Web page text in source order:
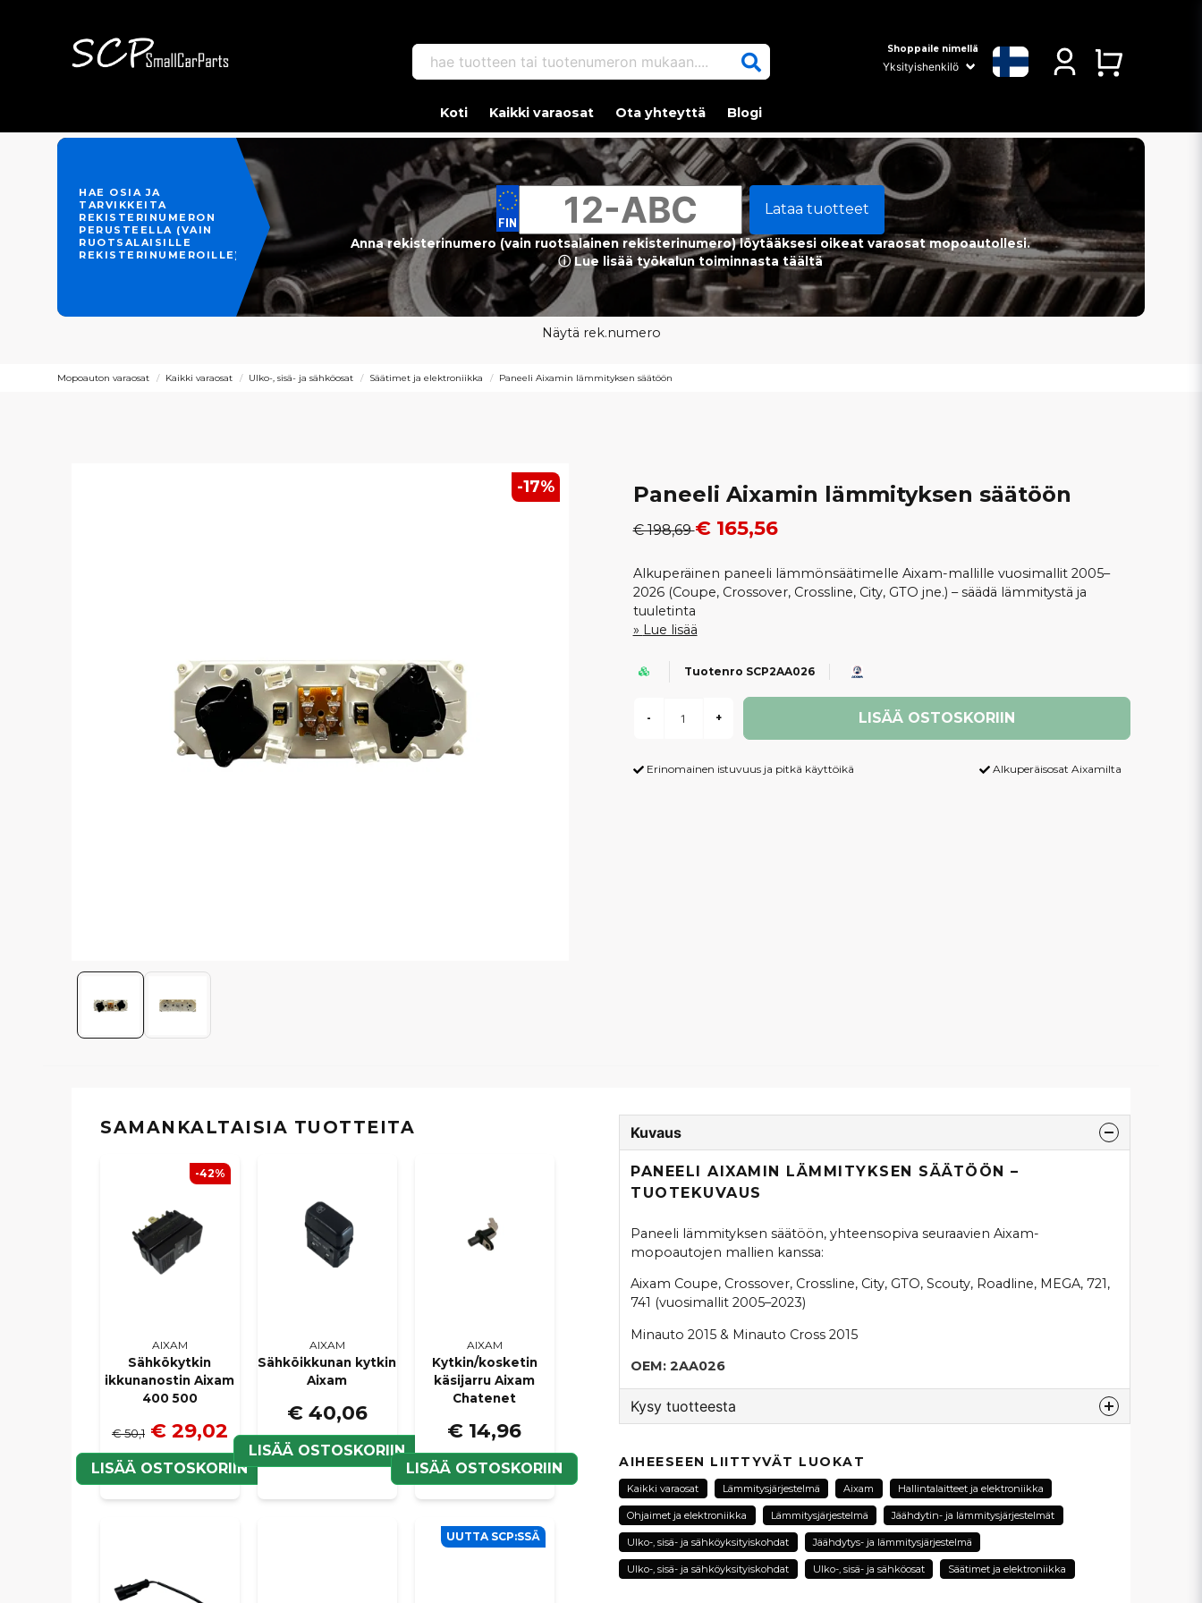
hae tuotteen tai tuotenumeron mukaan.... Shoppaile nimellä
Koti Kaikki varaosat Ota yhteyttä Blogi
HAE OSIA JA
TARVIKKEITA
REKISTERINUMERON
PERUSTEELLA (VAIN
RUOTSALAISILLE
REKISTERINUMEROILLE)
Lataa tuotteet
Anna rekisterinumero (vain ruotsalainen rekisterinumero) löytääksesi oikeat varaosat mopoautollesi.
ⓘ Lue lisää työkalun toiminnasta täältä
Näytä rek.numero
Mopoauton varaosat Kaikki varaosat Ulko-, sisä- ja sähköosat Säätimet ja elektroniikka Paneeli Aixamin lämmityksen säätöön
-17% Paneeli Aixamin lämmityksen säätöön
€ 198,69€ 165,56
Alkuperäinen paneeli lämmönsäätimelle Aixam-mallille vuosimallit 2005–
2026 (Coupe, Crossover, Crossline, City, GTO jne.) – säädä lämmitystä ja
tuuletinta
Lue lisää
Tuotenro SCP2AA026
- + LISÄÄ OSTOSKORIIN
Erinomainen istuvuus ja pitkä käyttöikä Alkuperäisosat Aixamilta
SAMANKALTAISIA ​​TUOTTEITA
AIXAM
Sähkökytkin
ikkunanostin Aixam
400 500
€ 50,1 € 29,02
LISÄÄ OSTOSKORIIN
-42%
AIXAM
Sähköikkunan kytkin
Aixam
€ 40,06
LISÄÄ OSTOSKORIIN
AIXAM
Kytkin/kosketin
käsijarru Aixam
Chatenet
€ 14,96
LISÄÄ OSTOSKORIIN
UUTTA SCP:SSÄ
Kuvaus
PANEELI AIXAMIN LÄMMITYKSEN SÄÄTÖÖN –
TUOTEKUVAUS
Paneeli lämmityksen säätöön, yhteensopiva seuraavien Aixam-
mopoautojen mallien kanssa:
Aixam Coupe, Crossover, Crossline, City, GTO, Scouty, Roadline, MEGA, 721,
741 (vuosimallit 2005–2023)
Minauto 2015 & Minauto Cross 2015
OEM: 2AA026
Kysy tuotteesta
Kysy meiltä tästä tuotteesta...
name
Nimi email
Sähköpostiosoite
AIHEESEEN LIITTYVÄT LUOKAT
Kaikki varaosat Lämmitysjärjestelmä Aixam Hallintalaitteet ja elektroniikka
Ohjaimet ja elektroniikka Lämmitysjärjestelmä Jäähdytin- ja lämmitysjärjestelmät
Ulko-, sisä- ja sähköyksityiskohdat Jäähdytys- ja lämmitysjärjestelmä
Ulko-, sisä- ja sähköyksityiskohdat Ulko-, sisä- ja sähköosat Säätimet ja elektroniikka